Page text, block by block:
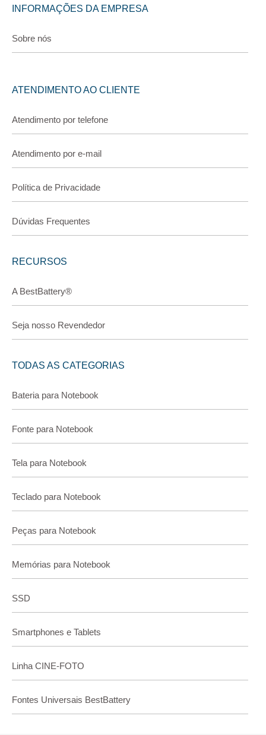
INFORMAÇÕES DA EMPRESA
Sobre nós
ATENDIMENTO AO CLIENTE
Atendimento por telefone
Atendimento por e-mail
Política de Privacidade
Dúvidas Frequentes
RECURSOS
A BestBattery®
Seja nosso Revendedor
TODAS AS CATEGORIAS
Bateria para Notebook
Fonte para Notebook
Tela para Notebook
Teclado para Notebook
Peças para Notebook
Memórias para Notebook
SSD
Smartphones e Tablets
Linha CINE-FOTO
Fontes Universais BestBattery